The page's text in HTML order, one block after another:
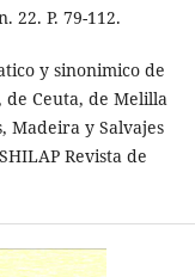
22. P. 79-112.
y sinonimico de
Ceuta, de Melilla
Madeira y Salvajes
Revista de